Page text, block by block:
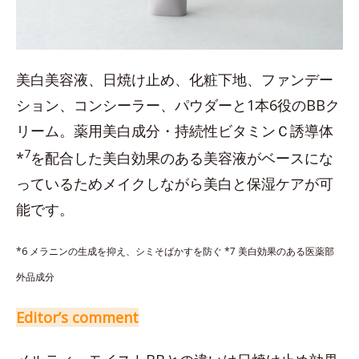
美白美容液、日焼け止め、化粧下地、ファンデー
ション、コンシーラー、パウダーと1本6役のBBク
リーム。薬用美白成分・持続性ビタミンＣ誘導体
*7を配合した美白効果のある美容液がベースにな
っているためメイクしながら美白と保湿ケアが可
能です。
*6 メラニンの生成を抑え、シミそばかすを防ぐ *7 美白効果のある医薬部
外品成分
Editor’s comment